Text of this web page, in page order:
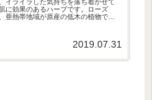
イライラした気持ちを落ち着かせて
に効果のあるハーブです。ローズ
亜熱帯地域が原産の低木の植物で
他、食べ物以外でも香りを...2019.07.31